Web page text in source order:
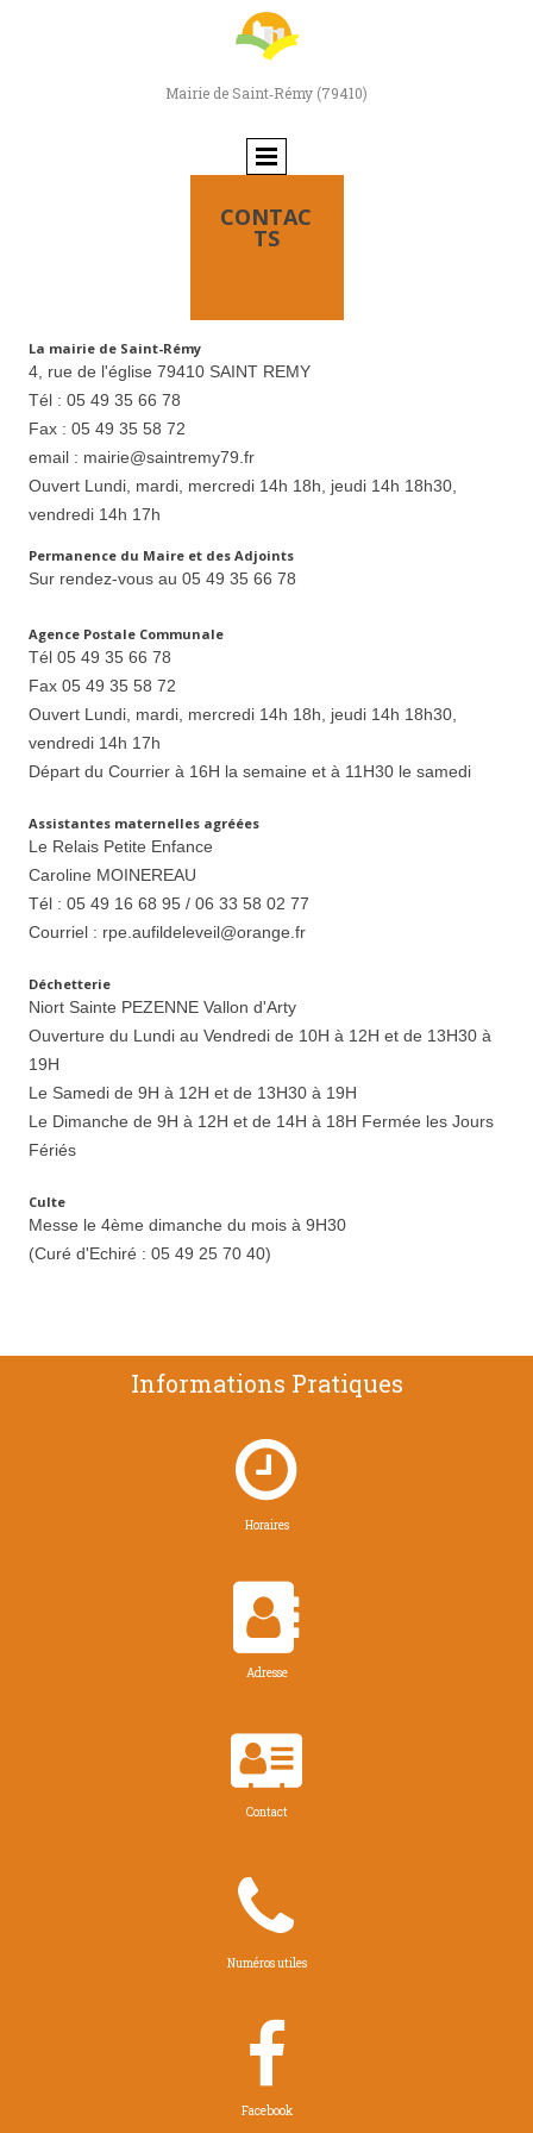
Mairie de Saint‑Rémy (79410)
CONTAC
TS
La mairie de Saint-Rémy
4, rue de l'église 79410 SAINT REMY
Tél : 05 49 35 66 78
Fax : 05 49 35 58 72
email : mairie@saintremy79.fr
Ouvert Lundi, mardi, mercredi 14h 18h, jeudi 14h 18h30,
vendredi 14h 17h
Permanence du Maire et des Adjoints
Sur rendez-vous au 05 49 35 66 78
Agence Postale Communale
Tél 05 49 35 66 78
Fax 05 49 35 58 72
Ouvert Lundi, mardi, mercredi 14h 18h, jeudi 14h 18h30,
vendredi 14h 17h
Départ du Courrier à 16H la semaine et à 11H30 le samedi
Assistantes maternelles agréées
Le Relais Petite Enfance
Caroline MOINEREAU
Tél : 05 49 16 68 95 / 06 33 58 02 77
Courriel : rpe.aufildeleveil@orange.fr
Déchetterie
Niort Sainte PEZENNE Vallon d'Arty
Ouverture du Lundi au Vendredi de 10H à 12H et de 13H30 à
19H
Le Samedi de 9H à 12H et de 13H30 à 19H
Le Dimanche de 9H à 12H et de 14H à 18H Fermée les Jours
Fériés
Culte
Messe le 4ème dimanche du mois à 9H30
(Curé d'Echiré : 05 49 25 70 40)
Informations Pratiques

Horaires

Adresse

Contact

Numéros utiles

Facebook